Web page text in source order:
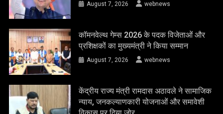
August 7, 2026 webnews
कॉमनवेल्थ गेम्स 2026 के पदक विजेताओं और
प्रशिक्षकों का मुख्यमंत्री ने किया सम्मान
August 7, 2026 webnews
केंद्रीय राज्य मंत्री रामदास अठावले ने सामाजिक
न्याय, जनकल्याणकारी योजनाओं और समावेशी